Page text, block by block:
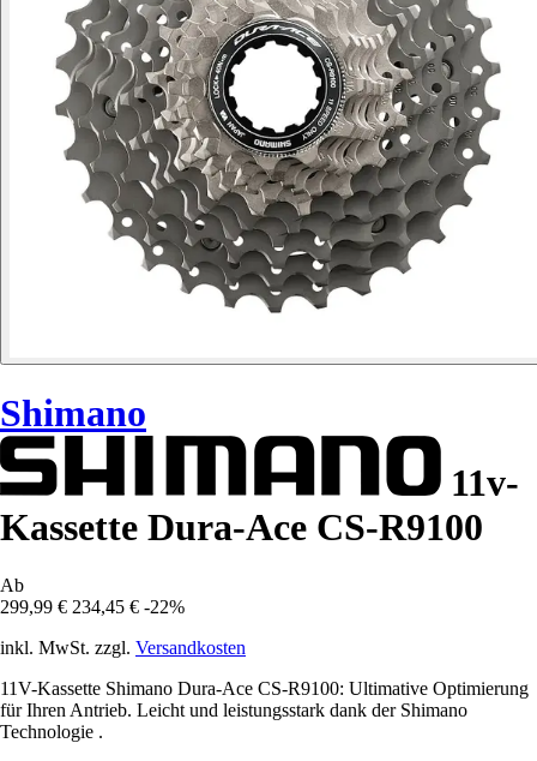
Shimano
11v-
Kassette Dura-Ace CS-R9100
Ab
299,99 € 234,45 € -22%
inkl. MwSt. zzgl. Versandkosten
11V-Kassette Shimano Dura-Ace CS-R9100: Ultimative Optimierung
für Ihren Antrieb. Leicht und leistungsstark dank der Shimano
Technologie .